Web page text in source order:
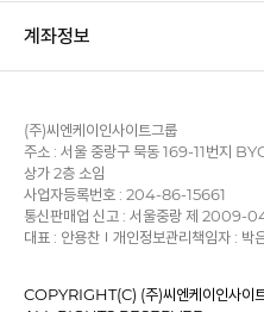
계좌정보
(주)씨엔케이인사이트그룹
주소 : 서울 중랑구 묵동 169-11번지
상가 2층 소임
사업자등록번호 : 204-86-15661
통신판매업 신고 : 서울중랑 제 2009-
대표 : 안용찬
개인정보관리책임자 : 박
COPYRIGHT(C) (주)씨엔케이인사이